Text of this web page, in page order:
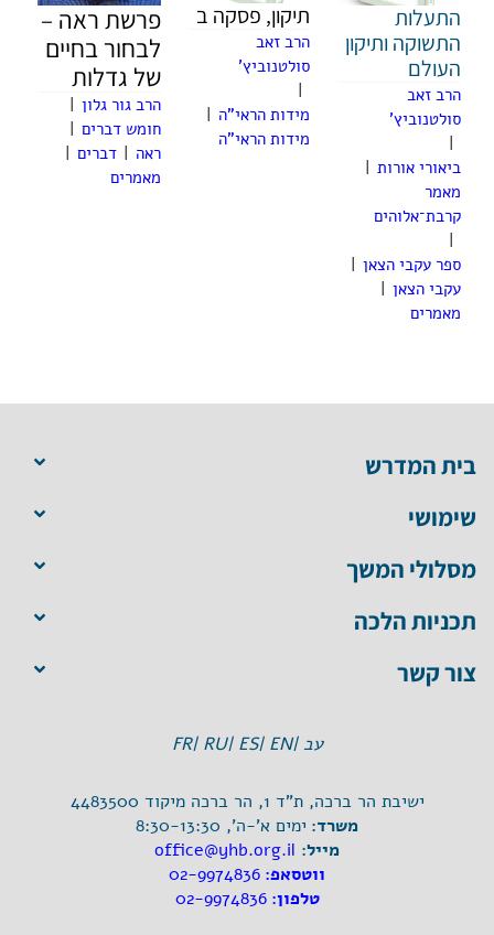
התעלות
התשוקה ותיקון
העולם
הרב זאב
סולטנוביץ'
ביאורי אורות |
מאמר
קרבת־אלוהים
ספר עקבי הצאן |
עקבי הצאן |
מאמרים
תיקון, פסקה ב
הרב זאב
סולטנוביץ'
מידות הראי"ה |
מידות הראי"ה
פרשת ראה –
לבחור בחיים
של גדלות
הרב גור גלון |
חומש דברים |
ראה | דברים |
מאמרים
בית המדרש
שימושי
מסלולי המשך
תכניות הלכה
צור קשר
עב |EN |
ES |
RU |
FR
ישיבת הר ברכה, ת"ד 1, הר ברכה מיקוד 4483500
משרד:ימים א'-ה', 8:30-13:30
מייל: office@yhb.org.il
ווטסאפ:02-9974836
טלפון:02-9974836